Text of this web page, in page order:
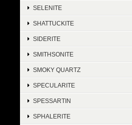
SELENITE
SHATTUCKITE
SIDERITE
SMITHSONITE
SMOKY QUARTZ
SPECULARITE
SPESSARTIN
SPHALERITE